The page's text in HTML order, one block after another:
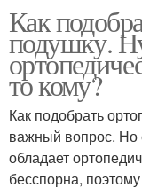
Как
подушку.
то кому?
Как подобрать
важный вопрос. Но
обладает
бесспорна,